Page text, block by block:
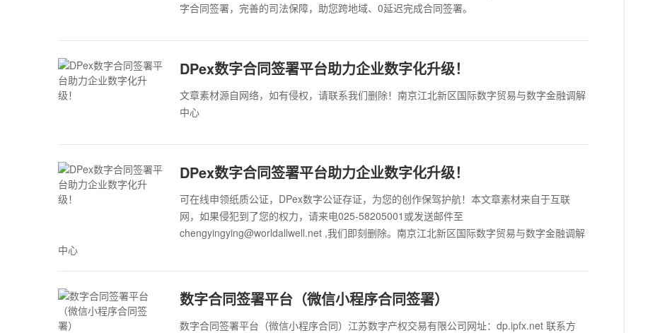
字合同签署，完善的司法保障，助您跨地域、0延迟完成合同签署。
DPex数字合同签署平台助力企业数字化升级！
文章素材源自网络，如有侵权，请联系我们删除！南京江北新区国际数字贸易与数字金融调解
中心
DPex数字合同签署平台助力企业数字化升级！
可在线申领纸质公证，DPex数字公证存证，为您的创作保驾护航！本文章素材来自于互联
网，如果侵犯到了您的权力，请来电025-58205001或发送邮件至
chengyingying@worldallwell.net ,我们即刻删除。南京江北新区国际数字贸易与数字金融调解
中心
数字合同签署平台（微信小程序合同签署）
数字合同签署平台（微信小程序合同）江苏数字产权交易有限公司网址：dp.ipfx.net 联系方